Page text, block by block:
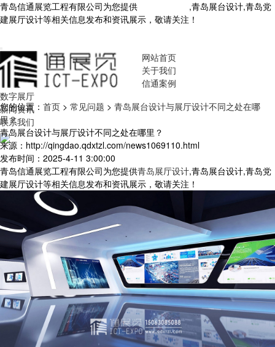
青岛信通展览工程有限公司为您提供
,青岛展台设计,青岛党
建展厅设计等相关信息发布和资讯展示，敬请关注！
网站首页
关于我们
信通案例
数字展厅
新闻资讯
联系我们
您的位置： 首页 > 常见问题 > 青岛展台设计与展厅设计不同之处在哪
里？
青岛展台设计与展厅设计不同之处在哪里？
来源：http://qingdao.qdxtzl.com/news1069110.html
发布时间：2025-4-11 3:00:00
青岛信通展览工程有限公司为您提供青岛展厅设计,青岛展台设计,青岛党
建展厅设计等相关信息发布和资讯展示，敬请关注！